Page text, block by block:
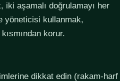
aşamalı doğrulamayı her
yöneticisi kullanmak,
korur.
dikkat edin (rakam-harf